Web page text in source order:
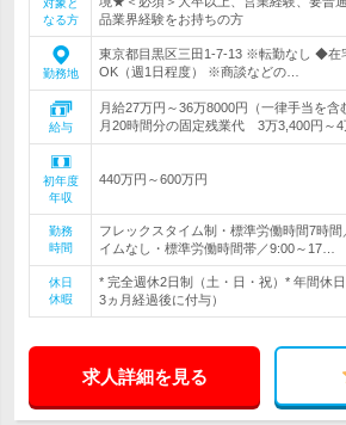
対象と
なる方
品業界経験をお持ちの方
勤務地
東京都目黒区三田1-7-13 ※転勤なし ◆在
OK（週1日程度） ※商談などの…
給与
月給27万円～36万8000円（一律手当を含
月20時間分の固定残業代 3万3,400円～4
初年度
年収
440万円～600万円
勤務
時間
フレックスタイム制・標準労働時間7時
イムなし・標準労働時間帯／9:00～17…
休日
休暇
* 完全週休2日制（土・日・祝）* 年間休
3ヵ月経過後に付与）
求人詳細を見る